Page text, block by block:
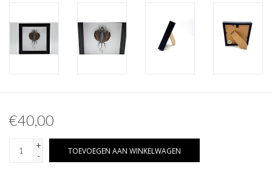
Overige naturalia
Pokémon
€40,00
+
-
TOEVOEGEN AAN WINKELWAGEN